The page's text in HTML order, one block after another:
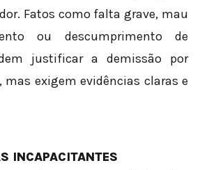
Fatos como falta grave, mau
ou descumprimento de
justificar a demissão por
mas exigem evidências claras e
INCAPACITANTES